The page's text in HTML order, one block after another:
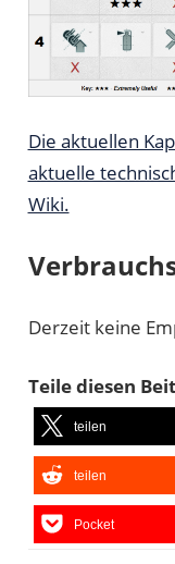
Die aktuellen
aktuelle
Wiki.
Derzeit keine
Teile diesen
teilen
teilen
Pocket